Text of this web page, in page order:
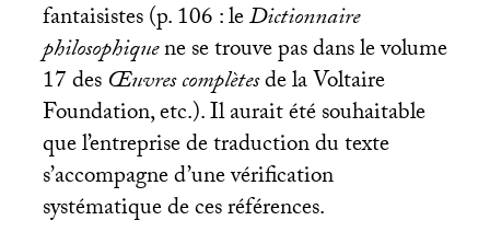
fantaisistes (p. 106 : leDictionnaire
philosophiquene se trouve pas dans le volume
17 desŒuvres complètesde la Voltaire
Foundation, etc.). Il aurait été souhaitable
que l’entreprise de traduction du texte
s’accompagne d’une vérification
systématique de ces références.